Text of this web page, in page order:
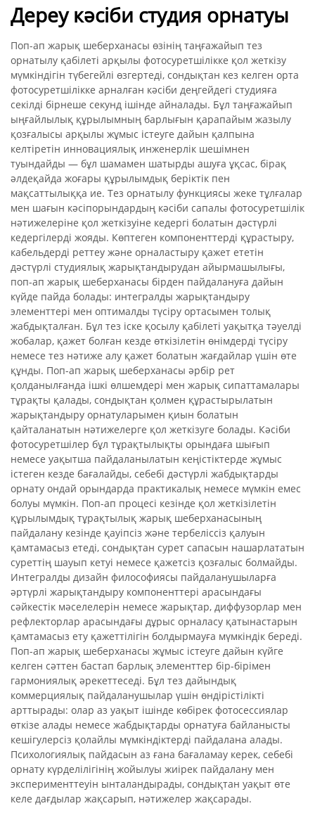
Дереу кәсіби студия орнатуы
Поп-ап жарық шеберханасы өзінің таңғажайып тез
орнатылу қабілеті арқылы фотосуретшілікке қол жеткізу
мүмкіндігін түбегейлі өзгертеді, сондықтан кез келген орта
фотосуретшілікке арналған кәсіби деңгейдегі студияға
секілді бірнеше секунд ішінде айналады. Бұл таңғажайып
ыңғайлылық құрылымның барлығын қарапайым жазылу
қозғалысы арқылы жұмыс істеуге дайын қалпына
келтіретін инновациялық инженерлік шешімнен
туындайды — бұл шамамен шатырды ашуға ұқсас, бірақ
әлдеқайда жоғары құрылымдық беріктік пен
мақсаттылыққа ие. Тез орнатылу функциясы жеке тұлғалар
мен шағын кәсіпорындардың кәсіби сапалы фотосуретшілік
нәтижелеріне қол жеткізуіне кедергі болатын дәстүрлі
кедергілерді жояды. Көптеген компоненттерді құрастыру,
кабельдерді реттеу және орналастыру қажет ететін
дәстүрлі студиялық жарықтандырудан айырмашылығы,
поп-ап жарық шеберханасы бірден пайдалануға дайын
күйде пайда болады: интегралды жарықтандыру
элементтері мен оптималды түсіру ортасымен толық
жабдықталған. Бұл тез іске қосылу қабілеті уақытқа тәуелді
жобалар, қажет болған кезде өткізілетін өнімдерді түсіру
немесе тез нәтиже алу қажет болатын жағдайлар үшін өте
құнды. Поп-ап жарық шеберханасы әрбір рет
қолданылғанда ішкі өлшемдері мен жарық сипаттамалары
тұрақты қалады, сондықтан қолмен құрастырылатын
жарықтандыру орнатуларымен қиын болатын
қайталанатын нәтижелерге қол жеткізуге болады. Кәсіби
фотосуретшілер бұл тұрақтылықты орындаға шығып
немесе уақытша пайдаланылатын кеңістіктерде жұмыс
істеген кезде бағалайды, себебі дәстүрлі жабдықтарды
орнату ондай орындарда практикалық немесе мүмкін емес
болуы мүмкін. Поп-ап процесі кезінде қол жеткізілетін
құрылымдық тұрақтылық жарық шеберханасының
пайдалану кезінде қауіпсіз және тербеліссіз қалуын
қамтамасыз етеді, сондықтан сурет сапасын нашарлататын
суреттің шауып кетуі немесе қажетсіз қозғалыс болмайды.
Интегралды дизайн философиясы пайдаланушыларға
әртүрлі жарықтандыру компоненттері арасындағы
сәйкестік мәселелерін немесе жарықтар, диффузорлар мен
рефлекторлар арасындағы дұрыс орналасу қатынастарын
қамтамасыз ету қажеттілігін болдырмауға мүмкіндік береді.
Поп-ап жарық шеберханасы жұмыс істеуге дайын күйге
келген сәттен бастап барлық элементтер бір-бірімен
гармониялық әрекеттеседі. Бұл тез дайындық
коммерциялық пайдаланушылар үшін өндірістілікті
арттырады: олар аз уақыт ішінде көбірек фотосессиялар
өткізе алады немесе жабдықтарды орнатуға байланысты
кешігулерсіз қолайлы мүмкіндіктерді пайдалана алады.
Психологиялық пайдасын аз ғана бағаламау керек, себебі
орнату күрделілігінің жойылуы жиірек пайдалану мен
эксперименттеуін ынталандырады, сондықтан уақыт өте
келе дағдылар жақсарып, нәтижелер жақсарады.